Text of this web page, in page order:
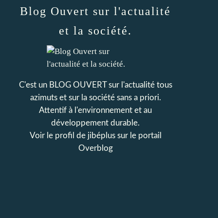
Blog Ouvert sur l'actualité
et la société.
C'est un BLOG OUVERT sur l'actualité tous
azimuts et sur la société sans a priori.
Attentif à l'environnement et au
développement durable.
Voir le profil de jibéplussur le portail
Overblog